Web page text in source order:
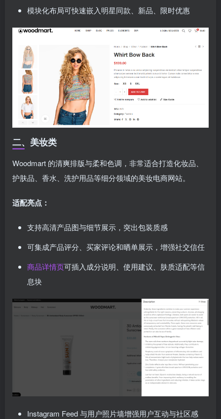
模块化布局可快速嵌入明星同款、新品、限时优惠
二、美妆类
Woodmart 的清爽排版与柔和色调，非常适合打造化妆品、
护肤品、香水、洗护用品等细分领域的美妆电商网站。
适配亮点：
支持高清产品图与细节展示，突出包装质感
可集成产品评分、买家评论和晒单展示，增强社交信任
商品详情页可插入成分说明、使用建议、肤质适配等信
息块
Instagram Feed 与用户照片墙增强用户互动与社区感